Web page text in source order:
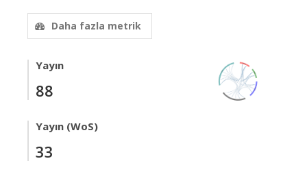
Daha fazla metrik
Yayın
88
Yayın (WoS)
33